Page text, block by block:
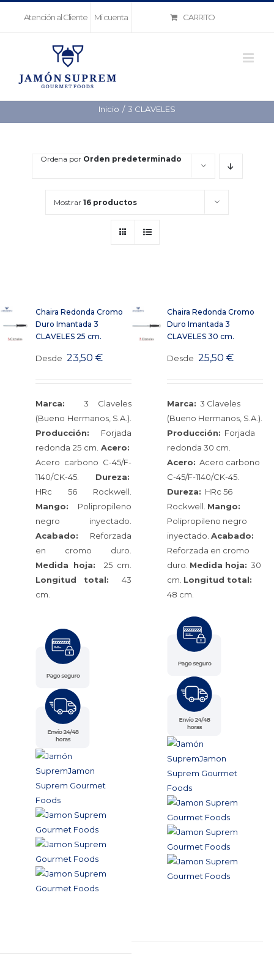
Atención al Cliente Mi cuenta CARRITO
Inicio 3 CLAVELES
Ordena por Orden predeterminado
Mostrar 16 productos
Chaira Redonda Cromo
Duro Imantada 3
CLAVELES 25 cm.
Desde 23,50€
Marca: 3 Claveles
(Bueno Hermanos, S.A.).
Producción: Forjada
redonda 25 cm. Acero:
Acero carbono C-45/F-
1140/CK-45. Dureza:
HRc 56 Rockwell.
Mango: Polipropileno
negro inyectado.
Acabado: Reforzada
en cromo duro.
Medida hoja: 25 cm.
Longitud total: 43
cm.
Chaira Redonda Cromo
Duro Imantada 3
CLAVELES 30 cm.
Desde 25,50€
Marca: 3 Claveles
(Bueno Hermanos, S.A.).
Producción: Forjada
redonda 30 cm.
Acero: Acero carbono
C-45/F-1140/CK-45.
Dureza: HRc 56
Rockwell. Mango:
Polipropileno negro
inyectado.Acabado:
Reforzada en cromo
duro. Medida hoja: 30
cm. Longitud total:
48 cm.